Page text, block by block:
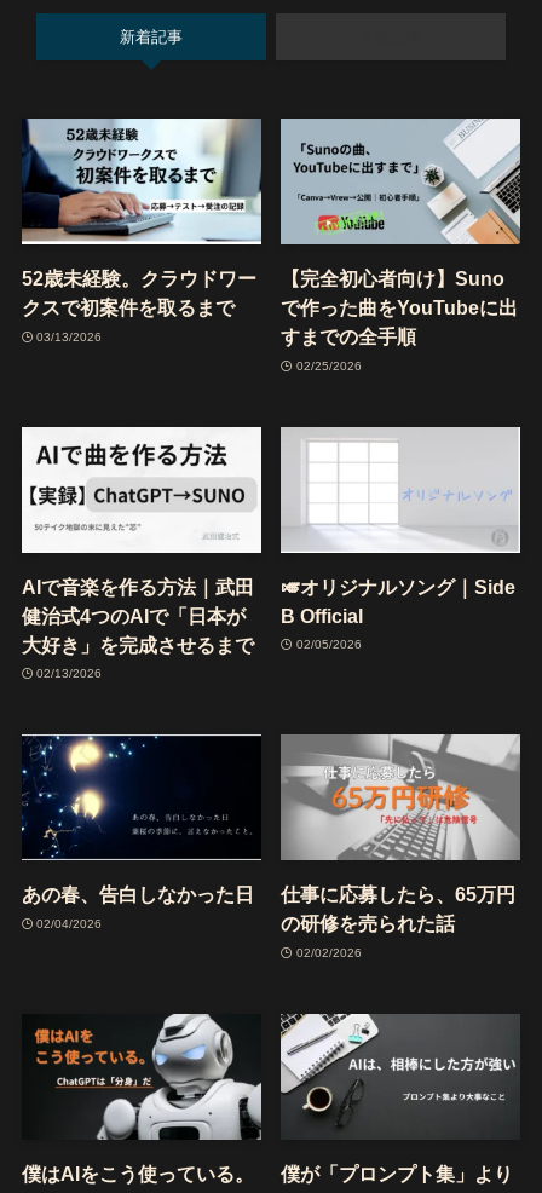
新着記事
52歳未経験。クラウドワー
クスで初案件を取るまで
03/13/2026
【完全初心者向け】Suno
で作った曲をYouTubeに出
すまでの全手順
02/25/2026
AIで音楽を作る方法｜武田
健治式4つのAIで「日本が
大好き」を完成させるまで
02/13/2026
🎺オリジナルソング｜Side
B Official
02/05/2026
あの春、告白しなかった日
02/04/2026
仕事に応募したら、65万円
の研修を売られた話
02/02/2026
僕はAIをこう使っている。
僕が「プロンプト集」より